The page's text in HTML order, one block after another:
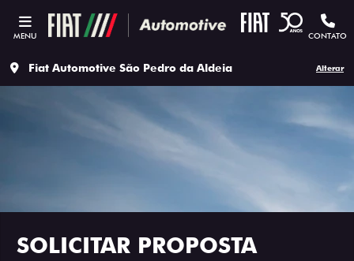
MENU CONTATO
Fiat Automotive São Pedro da Aldeia Alterar
SOLICITAR PROPOSTA